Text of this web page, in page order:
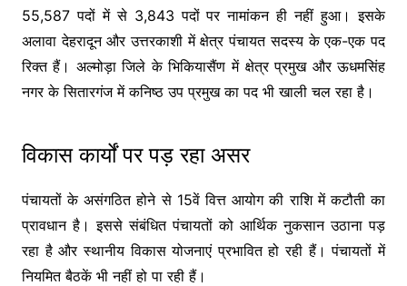
55,587 पदों में से 3,843 पदों पर नामांकन ही नहीं हुआ। इसके
अलावा देहरादून और उत्तरकाशी में क्षेत्र पंचायत सदस्य के एक-एक पद
रिक्त हैं। अल्मोड़ा जिले के भिकियासैंण में क्षेत्र प्रमुख और ऊधमसिंह
नगर के सितारगंज में कनिष्ठ उप प्रमुख का पद भी खाली चल रहा है।
विकास कार्यों पर पड़ रहा असर
पंचायतों के असंगठित होने से 15वें वित्त आयोग की राशि में कटौती का
प्रावधान है। इससे संबंधित पंचायतों को आर्थिक नुकसान उठाना पड़
रहा है और स्थानीय विकास योजनाएं प्रभावित हो रही हैं। पंचायतों में
नियमित बैठकें भी नहीं हो पा रही हैं।